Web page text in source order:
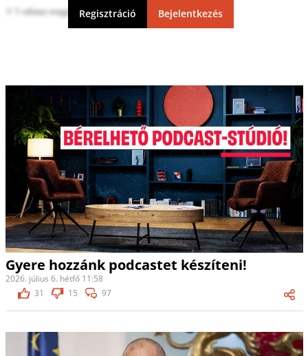
1 válasz megtekintéseRegisztráció Bejelentkezés
Gyere hozzánk podcastet készíteni!
2026. július 6. hétfő 11:58
31
15 97